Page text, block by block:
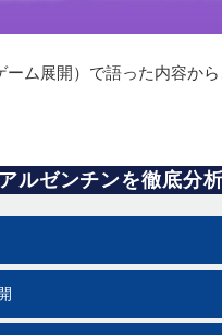
ム展開）で語った内容か
アルゼンチンを徹底分